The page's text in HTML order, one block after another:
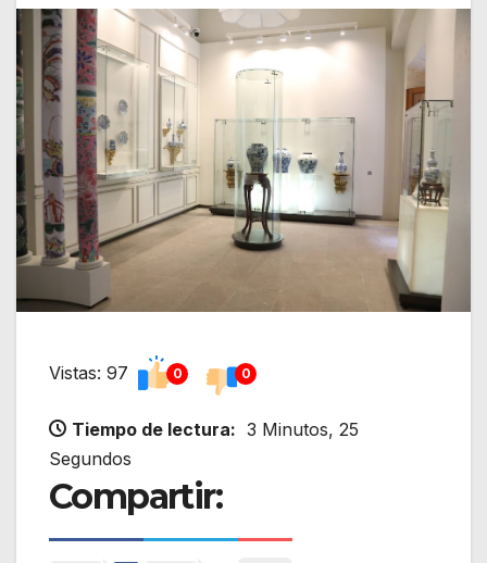
Vistas: 97 0 0
Tiempo de lectura: 3 Minutos, 25
Segundos
Compartir: